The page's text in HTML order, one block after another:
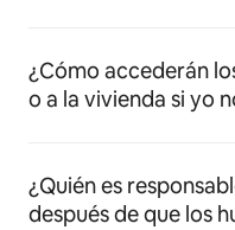
¿Cómo accederán
o a la vivienda si yo
¿Quién es
después de que los